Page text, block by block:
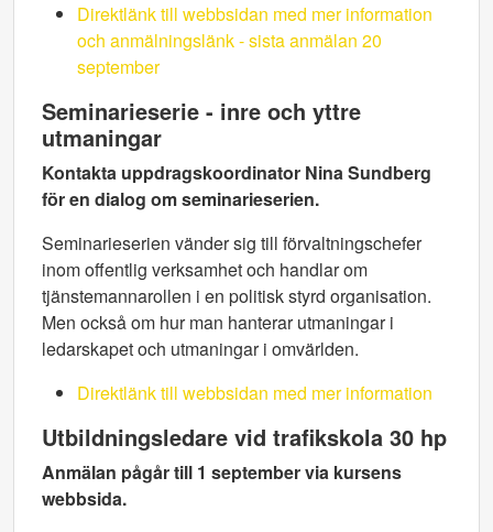
Direktlänk till webbsidan med mer information
och anmälningslänk - sista anmälan 20
september
Seminarieserie - inre och yttre
utmaningar
Kontakta uppdragskoordinator Nina Sundberg
för en dialog om seminarieserien.
Seminarieserien vänder sig till förvaltningschefer
inom offentlig verksamhet och handlar om
tjänstemannarollen i en politisk styrd organisation.
Men också om hur man hanterar utmaningar i
ledarskapet och utmaningar i omvärlden.
Direktlänk till webbsidan med mer information
Utbildningsledare vid trafikskola 30 hp
Anmälan pågår till 1 september via kursens
webbsida.